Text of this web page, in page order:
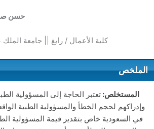
حسن
كلية الأعمال / رابغ || جامعة الملك
الملخص
المستخلص: تعتبر الحاجة إلى المسؤولية
وإدراكهم لحجم الخطأ والمسؤولية الطبية
في السعودية خاص بتقدير قيمة المسؤولية